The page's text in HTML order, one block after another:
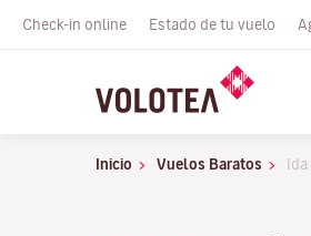
Check-in online Estado de tu vuelo
Inicio Vuelos Baratos